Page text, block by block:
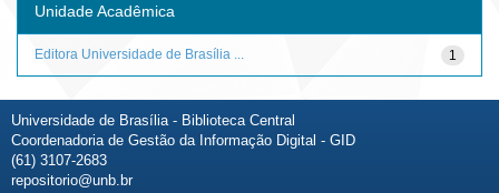
Unidade Acadêmica
1
Editora Universidade de Brasília ...
Universidade de Brasília - Biblioteca Central
Coordenadoria de Gestão da Informação Digital - GID
(61) 3107-2683
repositorio@unb.br